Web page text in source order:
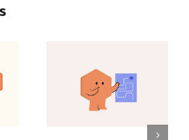
Le panorama
extrêmement inquiétant
du système français